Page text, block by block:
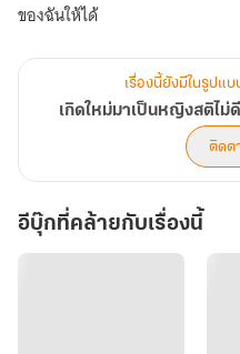
ของฉันให้ได้
เรื่องนี้ยังมีในรูปแ
เกิดใหม่มาเป็นหญิงสติไม่
ติดต
อีบุ๊กที่คล้ายกับเรื่องนี้